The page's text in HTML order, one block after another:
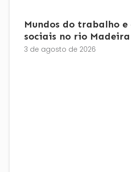
Mundos do trabalho
sociais no rio Madeira
3 de agosto de 2026